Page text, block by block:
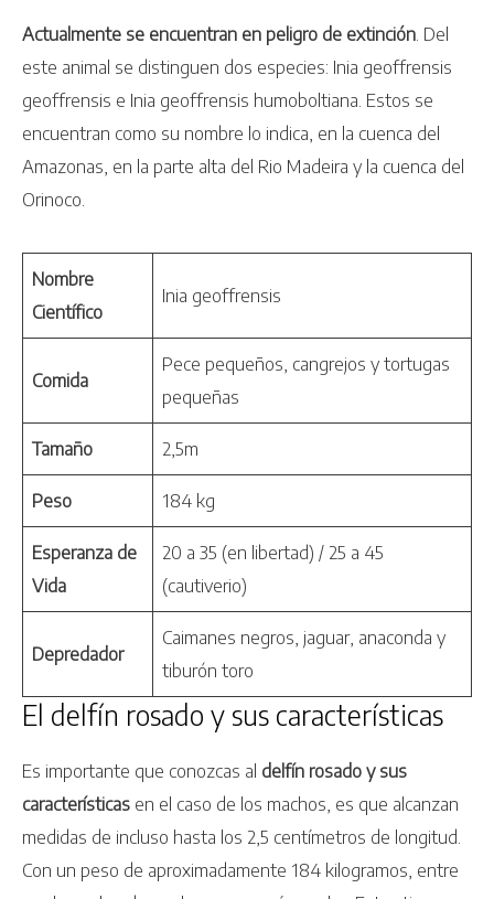
Actualmente se encuentran en peligro de extinción. Del
este animal se distinguen dos especies: Inia geoffrensis
geoffrensis e Inia geoffrensis humoboltiana. Estos se
encuentran como su nombre lo indica, en la cuenca del
Amazonas, en la parte alta del Rio Madeira y la cuenca del
Orinoco.
Nombre
Científico
Inia geoffrensis
Comida
Pece pequeños, cangrejos y tortugas
pequeñas
Tamaño 2,5m
Peso 184 kg
Esperanza de
Vida
20 a 35 (en libertad) / 25 a 45
(cautiverio)
Depredador
Caimanes negros, jaguar, anaconda y
tiburón toro
El delfín rosado y sus características
Es importante que conozcas al delfín rosado y sus
características en el caso de los machos, es que alcanzan
medidas de incluso hasta los 2,5 centímetros de longitud.
Con un peso de aproximadamente 184 kilogramos, entre